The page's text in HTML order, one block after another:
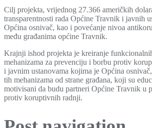
Cilj projekta, vrijednog 27.366 američkih
transparentnosti rada Općine Travnik i javnih
Općina osnivač, kao i povećanje nivoa
među građanima općine Travnik.
Krajnji ishod projekta je kreiranje
mehanizama za prevenciju i borbu protiv
i javnim ustanovama kojima je Općina
tih mehanizama od strane građana, koji su
motivisani da budu partneri Općine Travnik u
protiv koruptivnih radnji.